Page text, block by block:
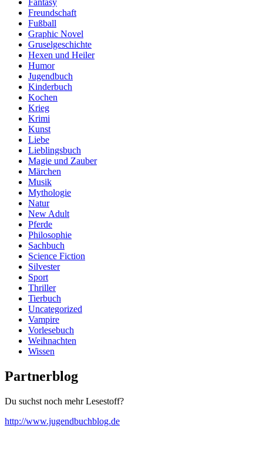
Freundschaft
Fußball
Graphic Novel
Gruselgeschichte
Hexen und Heiler
Humor
Jugendbuch
Kinderbuch
Kochen
Krieg
Krimi
Kunst
Liebe
Lieblingsbuch
Magie und Zauber
Märchen
Musik
Mythologie
Natur
New Adult
Pferde
Philosophie
Sachbuch
Science Fiction
Silvester
Sport
Thriller
Tierbuch
Uncategorized
Vampire
Vorlesebuch
Weihnachten
Wissen
Partnerblog
Du suchst noch mehr Lesestoff?
http://www.jugendbuchblog.de